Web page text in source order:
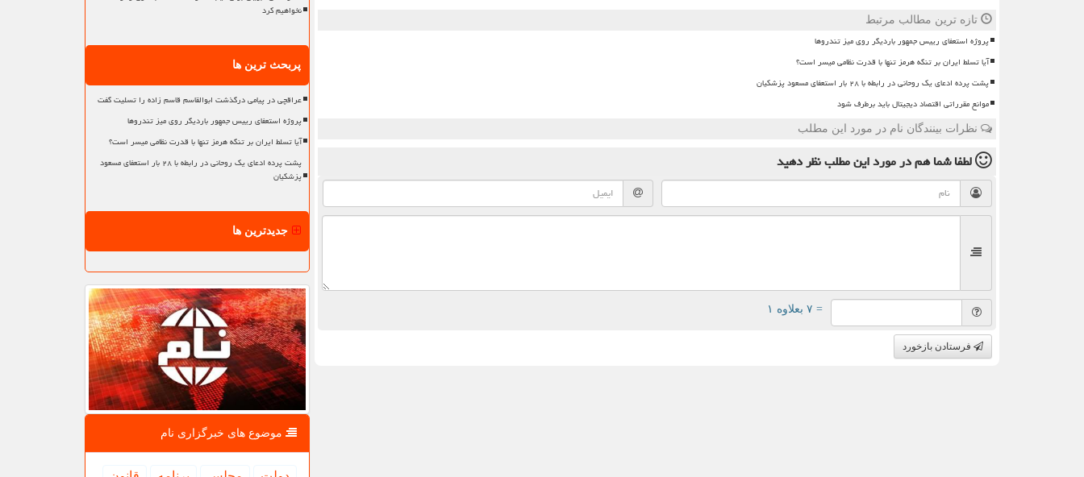
تازه ترین مطالب مرتبط
پروژه استعفای رییس جمهور باردیگر روی میز تندروها
آیا تسلط ایران بر تنگه هرمز تنها با قدرت نظامی میسر است؟
پشت پرده ادعای یک روحانی در رابطه با ۲۸ بار استعفای مسعود پزشکیان
موانع مقرراتی اقتصاد دیجیتال باید برطرف شود
نظرات بینندگان نام در مورد این مطلب
لطفا شما همدر مورد این مطلبنظر دهید
= ۷ بعلاوه ۱
فرستادن بازخورد
نخواهیم کرد
پربحث ترین ها
عراقچی در پیامی درگذشت ابوالقاسم قاسم زاده را تسلیت گفت
پروژه استعفای رییس جمهور باردیگر روی میز تندروها
آیا تسلط ایران بر تنگه هرمز تنها با قدرت نظامی میسر است؟
پشت پرده ادعای یک روحانی در رابطه با ۲۸ بار استعفای مسعود
پزشکیان
جدیدترین ها
موضوع های خبرگزاری نام